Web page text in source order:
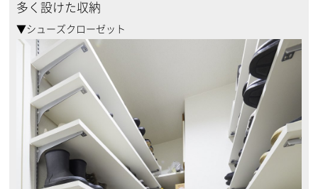
多く設けた収納
▼シューズクローゼット